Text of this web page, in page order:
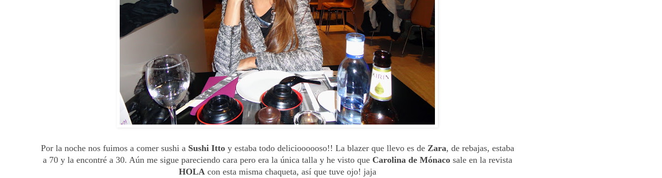
Por la noche nos fuimos a comer sushi a Sushi Itto y estaba todo delicioooooso!! La blazer que llevo es de Zara, de rebajas, estaba
a 70 y la encontré a 30. Aún me sigue pareciendo cara pero era la única talla y he visto que Carolina de Mónaco sale en la revista
HOLA con esta misma chaqueta, así que tuve ojo! jaja